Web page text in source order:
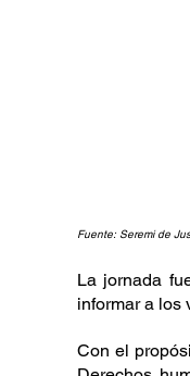
Fuente: Seremi de
La jornada
informar a los
Con el